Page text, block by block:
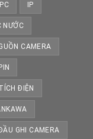
IP
NƯỚC
CAMERA
PIN
ĐIỆN
GHI CAMERA